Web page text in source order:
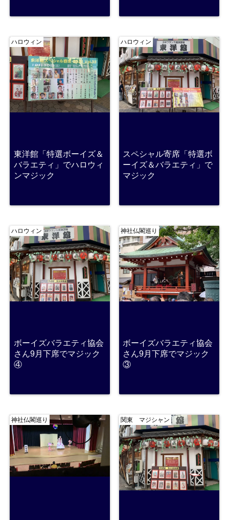
ハロウィン
東洋館「特選ボーイズ＆
バラエティ」でハロウィ
ンマジック
ハロウィン
スペシャル寄席「特選ボ
ーイズ＆バラエティ」で
マジック
ハロウィン
ボーイズバラエティ協会
さん9月下席でマジック
④
神社仏閣巡り
ボーイズバラエティ協会
さん9月下席でマジック
③
神社仏閣巡り 関東 マジシャン